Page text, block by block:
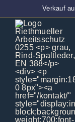
Inhalt
springen
Verkauf